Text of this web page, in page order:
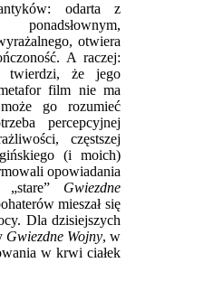
odarta z
otwiera
A raczej:
twierdzi, że jego
film nie ma
go rozumieć
percepcyjnej
częstszej
(i moich)
opowiadania
„stare” Gwiezdne
mieszał się
Dla dzisiejszych
Gwiezdne Wojny, w
w krwi ciałek